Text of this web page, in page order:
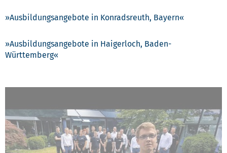
Ausbildungsangebote in Konradsreuth, Bayern
Ausbildungsangebote in Haigerloch, Baden-
Württemberg